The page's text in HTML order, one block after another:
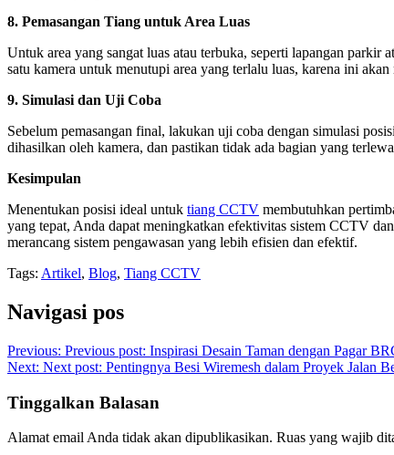
8. Pemasangan Tiang untuk Area Luas
Untuk area yang sangat luas atau terbuka, seperti lapangan parkir
satu kamera untuk menutupi area yang terlalu luas, karena ini
9. Simulasi dan Uji Coba
Sebelum pemasangan final, lakukan uji coba dengan simulasi
dihasilkan oleh kamera, dan pastikan tidak ada bagian yang
Kesimpulan
Menentukan posisi ideal untuk tiang CCTV membutuhkan
yang tepat, Anda dapat meningkatkan efektivitas sistem CCTV
merancang sistem pengawasan yang lebih efisien dan efektif.
Tags: Artikel, Blog, Tiang CCTV
Navigasi pos
Previous: Previous post: Inspirasi Desain Taman dengan Pagar
Next: Next post: Pentingnya Besi Wiremesh dalam Proyek Jalan
Tinggalkan Balasan
Alamat email Anda tidak akan dipublikasikan. Ruas yang wajib